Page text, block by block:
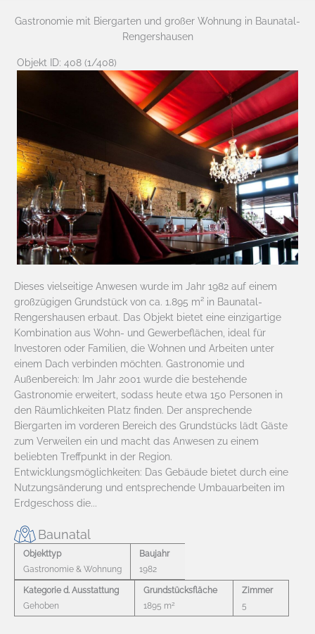
Gastronomie mit Biergarten und großer Wohnung in Baunatal-
Rengershausen
Objekt ID: 408 (1/408)
Dieses vielseitige Anwesen wurde im Jahr 1982 auf einem
großzügigen Grundstück von ca. 1.895 m² in Baunatal-
Rengershausen erbaut. Das Objekt bietet eine einzigartige
Kombination aus Wohn- und Gewerbeflächen, ideal für
Investoren oder Familien, die Wohnen und Arbeiten unter
einem Dach verbinden möchten. Gastronomie und
Außenbereich: Im Jahr 2001 wurde die bestehende
Gastronomie erweitert, sodass heute etwa 150 Personen in
den Räumlichkeiten Platz finden. Der ansprechende
Biergarten im vorderen Bereich des Grundstücks lädt Gäste
zum Verweilen ein und macht das Anwesen zu einem
beliebten Treffpunkt in der Region.
Entwicklungsmöglichkeiten: Das Gebäude bietet durch eine
Nutzungsänderung und entsprechende Umbauarbeiten im
Erdgeschoss die...
Baunatal
Objekttyp
Gastronomie & Wohnung
Baujahr
1982
Kategorie d. Ausstattung
Gehoben
Grundstücksfläche
1895 m 2
Zimmer
5